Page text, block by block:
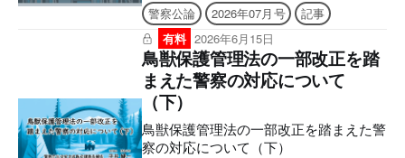
PASSPORT」2027年6月9日 まで Webメ
ディア「警察公論オンライン」2026年8
月9日 まで ■2026年7月号電子版の付録
について 電子版後半に付録の誌面を収
録しており現物は付属いたしませんの
で、あらかじめご了承ください。 【目
次】 WEBメディアとアプリの使い方 世
界のサイバー警察へ もっと知
警察公論 2026年07月号
記事
有料 2026年6月15日
鳥獣保護管理法の一部改正を踏
まえた警察の対応について
（下）
鳥獣保護管理法の一部改正を踏まえた警
察の対応について（下）